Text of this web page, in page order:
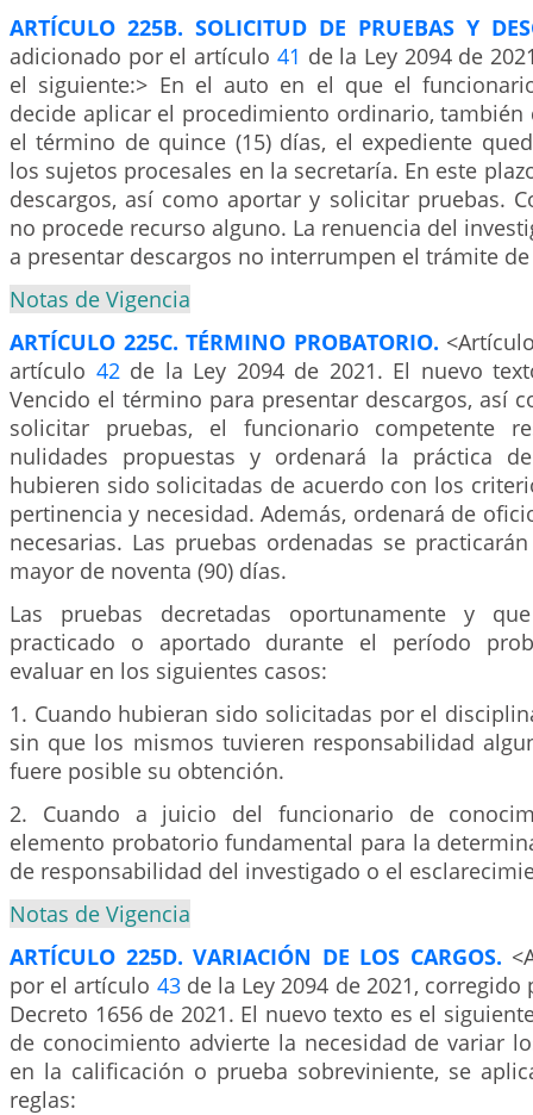
ARTÍCULO 225B. SOLICITUD DE PRUEBAS Y
adicionado por el artículo 41 de la Ley 2094 de
el siguiente:> En el auto en el que el
decide aplicar el procedimiento ordinario, también
el término de quince (15) días, el expediente
los sujetos procesales en la secretaría. En este
descargos, así como aportar y solicitar pruebas.
no procede recurso alguno. La renuencia del
a presentar descargos no interrumpen el trámite
Notas de Vigencia
ARTÍCULO 225C. TÉRMINO PROBATORIO.
artículo 42de la Ley 2094 de 2021. El nuevo
Vencido el término para presentar descargos, así
solicitar pruebas, el funcionario competente
nulidades propuestas y ordenará la práctica
hubieren sido solicitadas de acuerdo con los
pertinencia y necesidad. Además, ordenará de
necesarias. Las pruebas ordenadas se
mayor de noventa (90) días.
Las pruebas decretadas oportunamente y
practicado o aportado durante el período
evaluar en los siguientes casos:
1. Cuando hubieran sido solicitadas por el
sin que los mismos tuvieren responsabilidad
fuere posible su obtención.
2. Cuando a juicio del funcionario de
elemento probatorio fundamental para la
de responsabilidad del investigado o el
Notas de Vigencia
ARTÍCULO 225D. VARIACIÓN DE LOS CARGOS.
por el artículo 43de la Ley 2094 de 2021,
Decreto 1656 de 2021. El nuevo texto es el
de conocimiento advierte la necesidad de variar
en la calificación o prueba sobreviniente, se
reglas: